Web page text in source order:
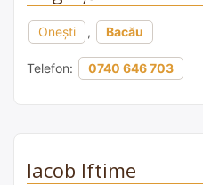
Onești , Bacău
Telefon: 0740 646 703
Iacob Iftime